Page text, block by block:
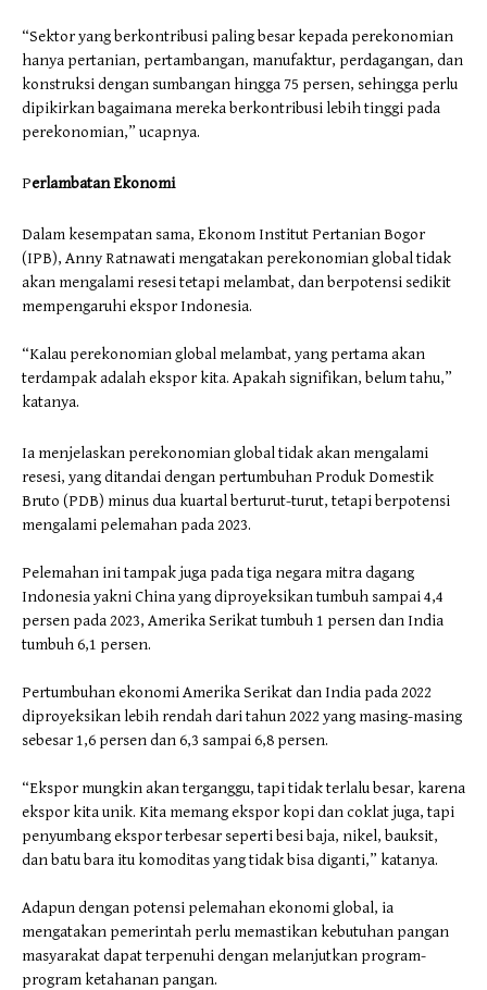
“Sektor yang berkontribusi paling besar kepada perekonomian
hanya pertanian, pertambangan, manufaktur, perdagangan, dan
konstruksi dengan sumbangan hingga 75 persen, sehingga perlu
dipikirkan bagaimana mereka berkontribusi lebih tinggi pada
perekonomian,” ucapnya.
Perlambatan Ekonomi
Dalam kesempatan sama, Ekonom Institut Pertanian Bogor
(IPB), Anny Ratnawati mengatakan perekonomian global tidak
akan mengalami resesi tetapi melambat, dan berpotensi sedikit
mempengaruhi ekspor Indonesia.
“Kalau perekonomian global melambat, yang pertama akan
terdampak adalah ekspor kita. Apakah signifikan, belum tahu,”
katanya.
Ia menjelaskan perekonomian global tidak akan mengalami
resesi, yang ditandai dengan pertumbuhan Produk Domestik
Bruto (PDB) minus dua kuartal berturut-turut, tetapi berpotensi
mengalami pelemahan pada 2023.
Pelemahan ini tampak juga pada tiga negara mitra dagang
Indonesia yakni China yang diproyeksikan tumbuh sampai 4,4
persen pada 2023, Amerika Serikat tumbuh 1 persen dan India
tumbuh 6,1 persen.
Pertumbuhan ekonomi Amerika Serikat dan India pada 2022
diproyeksikan lebih rendah dari tahun 2022 yang masing-masing
sebesar 1,6 persen dan 6,3 sampai 6,8 persen.
“Ekspor mungkin akan terganggu, tapi tidak terlalu besar, karena
ekspor kita unik. Kita memang ekspor kopi dan coklat juga, tapi
penyumbang ekspor terbesar seperti besi baja, nikel, bauksit,
dan batu bara itu komoditas yang tidak bisa diganti,” katanya.
Adapun dengan potensi pelemahan ekonomi global, ia
mengatakan pemerintah perlu memastikan kebutuhan pangan
masyarakat dapat terpenuhi dengan melanjutkan program-
program ketahanan pangan.